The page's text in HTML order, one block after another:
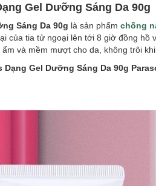
Gel Dưỡng Sáng Da 90g
Sáng Da 90g là sản phẩm chống
của tia tử ngoại lên tới 8 giờ đồng
và mềm mượt cho da, không trôi
Gel Dưỡng Sáng Da 90g